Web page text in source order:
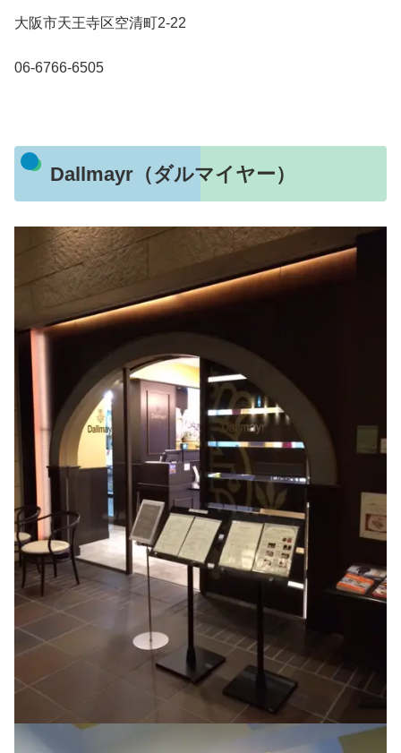
大阪市天王寺区空清町2-22
06-6766-6505
Dallmayr（ダルマイヤー）